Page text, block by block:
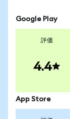
Google Play
評価
4.4
App Store